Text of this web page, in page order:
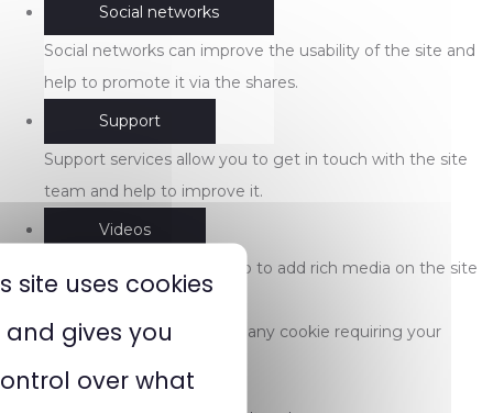
Social networks
Social networks can improve the usability of the site and
help to promote it via the shares.
Support
Support services allow you to get in touch with the site
team and help to improve it.
Videos
Video sharing services help to add rich media on the site
This website does not use any cookie requiring your
site uses cookies
and gives you
over what